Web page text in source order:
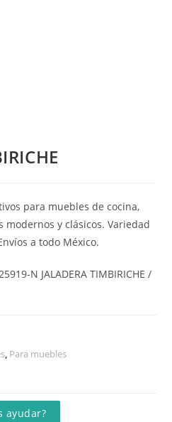
para muebles de cocina,
modernos y clásicos. Variedad
a todo México.
N JALADERA TIMBIRICHE /
, Para muebles
ayudar?